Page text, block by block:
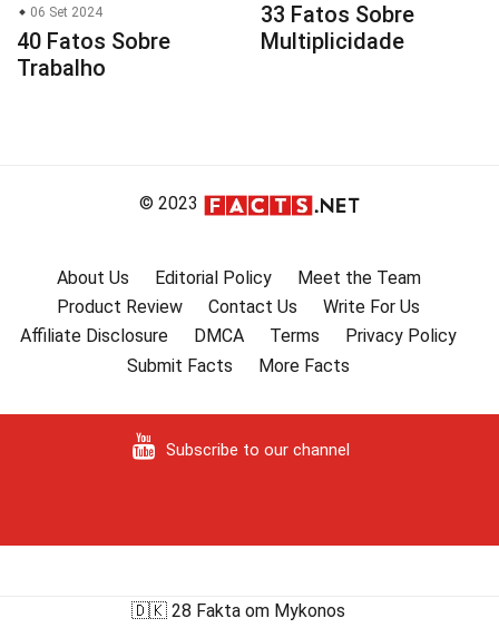
06 Set 2024
40 Fatos Sobre
Trabalho
33 Fatos Sobre
Multiplicidade
© 2023
About Us Editorial Policy
Meet the Team
Product Review
Contact Us
Write For Us
Affiliate Disclosure
DMCA Terms
Privacy Policy
Submit Facts
More Facts
Subscribe to our channel
🇩🇰 28 Fakta om Mykonos